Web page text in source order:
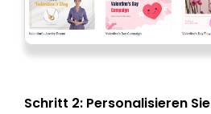
Schritt 2: Personalisieren